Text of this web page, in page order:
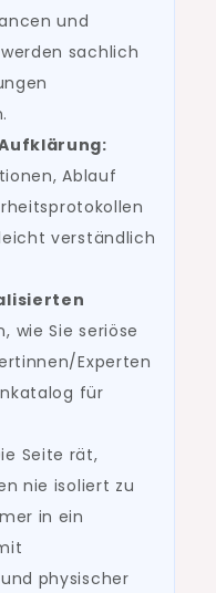
und
sachlich
Ablauf
verständlich
wie Sie seriöse
Experten
für
Seite rät,
nie isoliert zu
in ein
physischer